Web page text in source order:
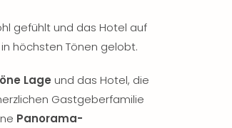
gefühlt und das Hotel auf
höchsten Tönen gelobt.
Lage und das Hotel, die
Gastgeberfamilie
Panorama-